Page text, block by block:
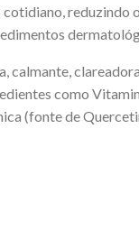
reduzindo
calmante,
como
(fonte de